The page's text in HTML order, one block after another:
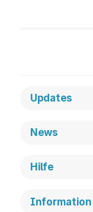
Updates
News
Hilfe
Information